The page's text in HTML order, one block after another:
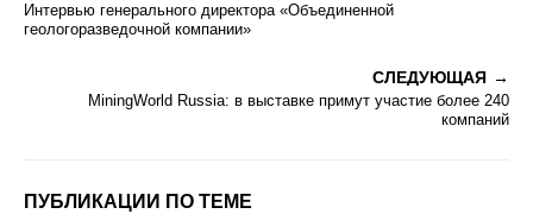
Интервью генерального директора «Объединенной
геологоразведочной компании»
СЛЕДУЮЩАЯ
MiningWorld Russia: в выставке примут участие более 240
компаний
ПУБЛИКАЦИИ ПО ТЕМЕ